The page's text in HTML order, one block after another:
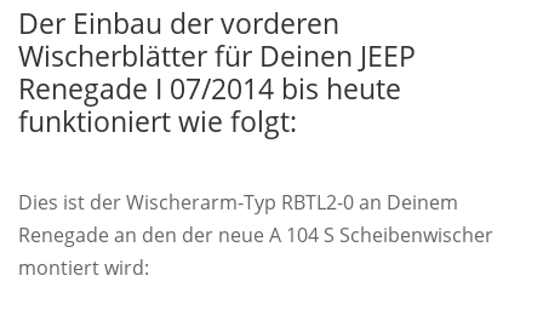
Der Einbau der vorderen
Wischerblätter für Deinen JEEP
Renegade I 07/2014 bis heute
funktioniert wie folgt:
Dies ist der Wischerarm-Typ RBTL2-0 an Deinem
Renegade an den der neue A 104 S Scheibenwischer
montiert wird: